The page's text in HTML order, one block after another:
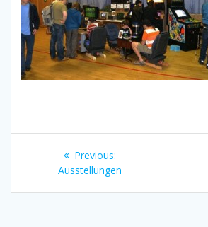
Beitragsnavigation
Previous:Previous
post:
Ausstellungen